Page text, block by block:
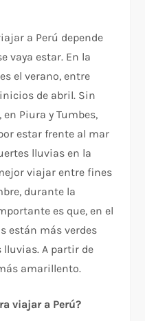
a Perú depende
vaya estar. En la
el verano, entre
de abril. Sin
Piura y Tumbes,
estar frente al mar
lluvias en la
viajar entre fines
durante la
es que, en el
están más verdes
A partir de
amarillento.
viajar a Perú?